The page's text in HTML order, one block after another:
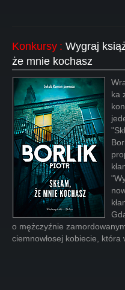
Konkursy : Wygraj
że mnie kochasz
ka
o mężczyźnie
ciemnowłosej kobiecie, która